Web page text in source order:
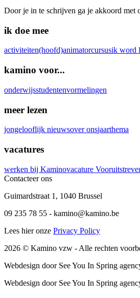
Door je in te schrijven ga je akkoord met
ik doe mee
activiteiten(hoofd)animatorcursusik word
kamino voor...
onderwijsstudentenvormelingen
meer lezen
jongelooflijk nieuwsover onsjaarthema
vacatures
werken bij Kaminovacature
Contacteer ons
Guimardstraat 1 , 1040 Brussel
09 235 78 55 - kamino@kamino.be
Lees hier onze Privacy Policy
2026 © Kamino vzw - Alle rechten
Webdesign door See You In Spring
Webdesign door See You In Spring